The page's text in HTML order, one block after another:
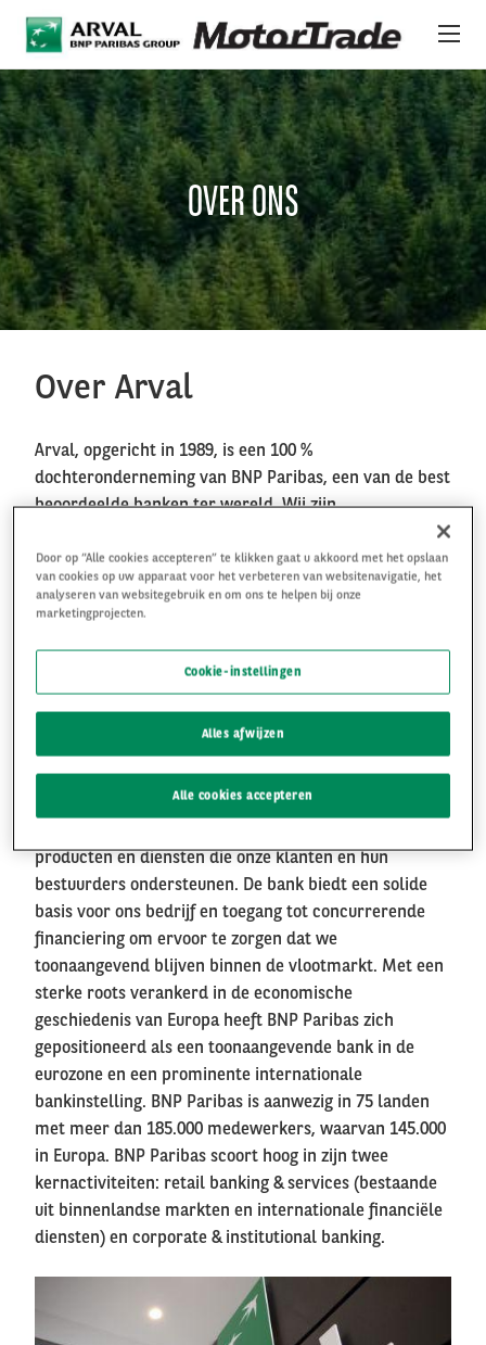
Overslaan en naar de inhoud gaan
OVER ONS
Over Arval
Arval, opgericht in 1989, is een 100 %
dochteronderneming van BNP Paribas, een van de best
beoordeelde banken ter wereld. Wij zijn
gespecialiseerd in autoleasing en wagenparkbeheer en
ondersteunen klanten van elke omvang, van KMO's
met één of twee voertuigen tot grote internationale
bedrijven met duizenden voertuigen. Deskundig advies
klantbelofte, die in 30 landen door meer dan 8.000
medewerkers wordt waargemaakt. In december 2022
telt onze leasevloot wereldwijd in totaal 1,6 miljoen
voertuigen.
Dat we eigendom zijn van BNP
Paribas zorgt stabiliteit en veiligheid. Het stelt ons in
producten en diensten die onze klanten en hun
bestuurders ondersteunen. De bank biedt een solide
basis voor ons bedrijf en toegang tot concurrerende
financiering om ervoor te zorgen dat we
toonaangevend blijven binnen de vlootmarkt. Met een
sterke roots verankerd in de economische
geschiedenis van Europa heeft BNP Paribas zich
gepositioneerd als een toonaangevende bank in de
eurozone en een prominente internationale
bankinstelling. BNP Paribas is aanwezig in 75 landen
met meer dan 185.000 medewerkers, waarvan 145.000
in Europa. BNP Paribas scoort hoog in zijn twee
kernactiviteiten: retail banking & services (bestaande
uit binnenlandse markten en internationale financiële
diensten) en corporate & institutional banking.
PLATFORM 24/7
VOERTUIGEN
OVER ONS
INTERNATIONALE STOCK
NIEUWS
DIENSTEN & SUPPORT
Door op “Alle cookies accepteren” te klikken gaat u akkoord met het opslaan
van cookies op uw apparaat voor het verbeteren van websitenavigatie, het
analyseren van websitegebruik en om ons te helpen bij onze
marketingprojecten.
Cookie-instellingen
Alles afwijzen
Alle cookies accepteren